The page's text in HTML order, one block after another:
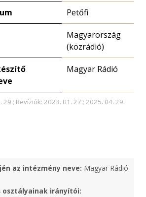
Petőfi
Magyarország
(közrádió)
Magyar Rádió
Revíziók: 2023. 01. 27.; 2025. 04. 29.
az intézmény neve: Magyar Rádió
osztályainak irányítói: